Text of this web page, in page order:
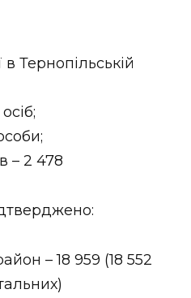
Тернопільській
– 2 478
– 18 959 (18 552